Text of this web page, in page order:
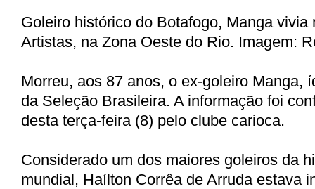
Goleiro histórico do Botafogo, Manga vivia
Artistas, na Zona Oeste do Rio. Imagem:
Morreu, aos 87 anos, o ex-goleiro Manga,
da Seleção Brasileira. A informação foi
desta terça-feira (8) pelo clube carioca.
Considerado um dos maiores goleiros da
mundial, Haílton Corrêa de Arruda estava